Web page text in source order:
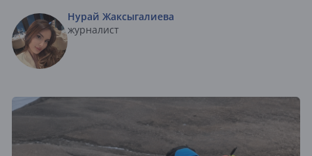
Нурай Жаксыгалиева
журналист